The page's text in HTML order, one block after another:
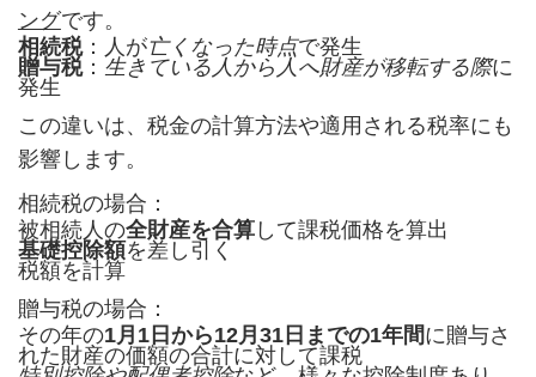
ングです。
相続税：人が亡くなった時点で発生
贈与税： 生きている人から人へ財産が移転する際に
発生
この違いは、税金の計算方法や適用される税率にも
影響します。
相続税の場合：
被相続人の全財産を合算して課税価格を算出
基礎控除額を差し引く
税額を計算
贈与税の場合：
その年の1月1日から12月31日までの1年間に贈与さ
れた財産の価額の合計に対して課税